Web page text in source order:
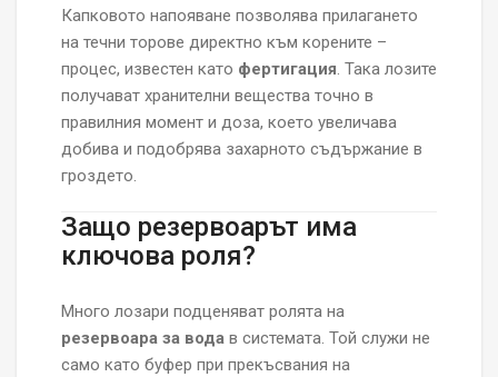
Капковото напояване позволява прилагането
на течни торове директно към корените –
процес, известен като фертигация. Така лозите
получават хранителни вещества точно в
правилния момент и доза, което увеличава
добива и подобрява захарното съдържание в
гроздето.
Защо резервоарът има
ключова роля?
Много лозари подценяват ролята на
резервоара за вода в системата. Той служи не
само като буфер при прекъсвания на